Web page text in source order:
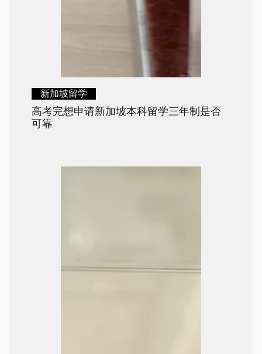
新加坡留学
高考完想申请新加坡本科留学三年制是否
可靠